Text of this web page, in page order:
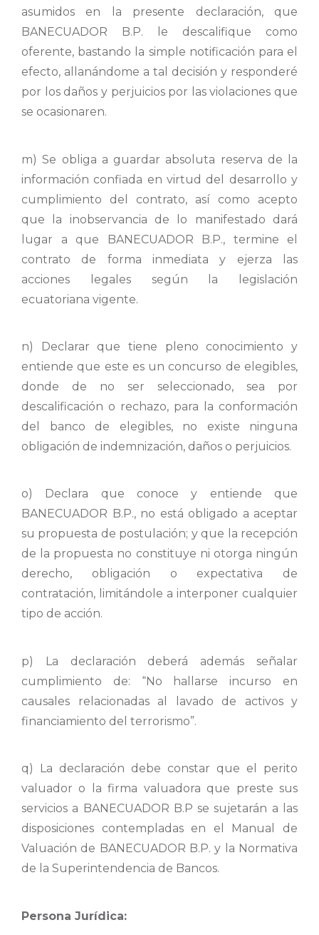
asumidos en la presente declaración, que
BANECUADOR B.P. le descalifique como
oferente, bastando la simple notificación para el
efecto, allanándome a tal decisión y responderé
por los daños y perjuicios por las violaciones que
se ocasionaren.
m) Se obliga a guardar absoluta reserva de la
información confiada en virtud del desarrollo y
cumplimiento del contrato, así como acepto
que la inobservancia de lo manifestado dará
lugar a que BANECUADOR B.P., termine el
contrato de forma inmediata y ejerza las
acciones legales según la legislación
ecuatoriana vigente.
n) Declarar que tiene pleno conocimiento y
entiende que este es un concurso de elegibles,
donde de no ser seleccionado, sea por
descalificación o rechazo, para la conformación
del banco de elegibles, no existe ninguna
obligación de indemnización, daños o perjuicios.
o) Declara que conoce y entiende que
BANECUADOR B.P., no está obligado a aceptar
su propuesta de postulación; y que la recepción
de la propuesta no constituye ni otorga ningún
derecho, obligación o expectativa de
contratación, limitándole a interponer cualquier
tipo de acción.
p) La declaración deberá además señalar
cumplimiento de: “No hallarse incurso en
causales relacionadas al lavado de activos y
financiamiento del terrorismo”.
q) La declaración debe constar que el perito
valuador o la firma valuadora que preste sus
servicios a BANECUADOR B.P se sujetarán a las
disposiciones contempladas en el Manual de
Valuación de BANECUADOR B.P. y la Normativa
de la Superintendencia de Bancos.
Persona Jurídica: